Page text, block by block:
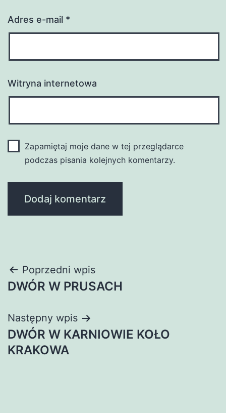
Adres e-mail *
Witryna internetowa
Zapamiętaj moje dane w tej przeglądarce
podczas pisania kolejnych komentarzy.
Nawigacja
wpisu
Poprzedni wpis
DWÓR W PRUSACH
Następny wpis
DWÓR W KARNIOWIE KOŁO
KRAKOWA